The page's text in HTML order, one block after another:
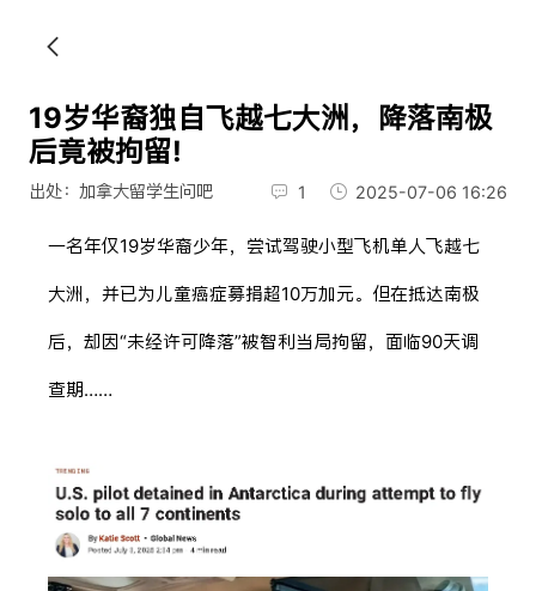
19岁华裔独自飞越七大洲，降落南极
后竟被拘留!
出处：加拿大留学生问吧 1 2025-07-06 16:26
一名年仅19岁华裔少年，尝试驾驶小型飞机单人飞越七
大洲，并已为儿童癌症募捐超10万加元。但在抵达南极
后，却因“未经许可降落”被智利当局拘留，面临90天调
查期……